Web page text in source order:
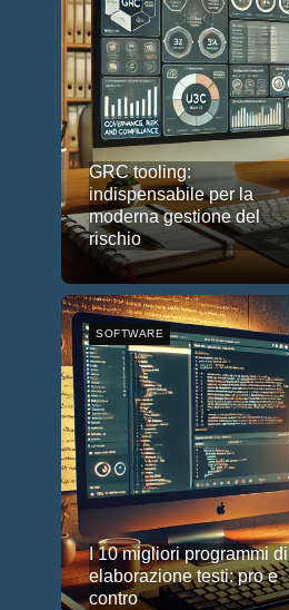
GRC tooling:
indispensabile per la
moderna gestione del
rischio
SOFTWARE
I 10 migliori programmi di
elaborazione testi: pro e
contro